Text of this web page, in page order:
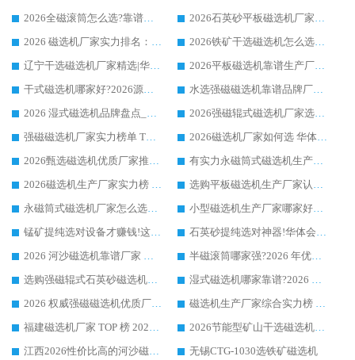
2026全磁滚筒怎么选?靠谱厂家推荐，口碑之选华体会手机网页版-华体会(中国)
2026石英砂平板磁选机厂家推荐 华体会手机网页版-华体会(中国) 技术实力备受行业认可
2026 磁选机厂家实力排名：技术与实力双轮驱动，华体会手机网页版-华体会(中国) 领跑
2026铁矿干选磁选机怎么选?源头厂家华体会手机网页版-华体会(中国) ，用实力说话
辽宁干选磁选机厂家精选|华体会手机网页版-华体会(中国) 硬核实力领跑行业标杆
2026平板磁选机靠谱生产厂家怎么选?行业标杆华体会手机网页版-华体会(中国) ，凭硬实力脱颖而出
干式磁选机哪家好?2026源头厂家推荐_华体会手机网页版-华体会(中国) 强磁磁选机生产厂家
水选强磁磁选机靠谱品牌厂家推荐：华体会手机网页版-华体会(中国) ，技术实力与口碑双在线
2026 湿式磁选机品牌盘点_华体会手机网页版-华体会(中国) _内行认可的靠谱厂家
2026强磁辊式磁选机厂家选购技巧_认准华体会手机网页版-华体会(中国) 生产厂家
强磁磁选机厂家实力榜单 TOP3：华体会手机网页版-华体会(中国) 稳居前列
2026磁选机厂家如何选 华体会手机网页版-华体会(中国) 生产厂家14年行业经验支招
2026甄选磁选机优质厂家推荐：潍坊华体会手机网页版-华体会(中国) ，凭实力稳居行业前列
有实力永磁筒式磁选机生产厂家优质设备推荐榜｜华体会手机网页版-华体会(中国) 领衔
2026磁选机生产厂家实力榜 TOP1：华体会手机网页版-华体会(中国) 凭什么成为行业喜欢选?
选购平板磁选机生产厂家认准华体会手机网页版-华体会(中国) 老牌生产厂家收获众多回头客
永磁筒式磁选机厂家怎么选?14 年老厂华体会手机网页版-华体会(中国) 凭实力出圈，这 5 大优势太圈粉
小型磁选机生产厂家哪家好?2026 年实测推荐，华体会手机网页版-华体会(中国) 十年口碑厂值得闭眼入
锰矿提纯选对设备才赚钱!这家临朐厂家的强磁辊磁选机凭啥成行业标杆?
石英砂提纯选对神器!华体会手机网页版-华体会(中国) 强磁辊式磁选机价格优势全解析(2026 实测)
2026 河沙磁选机靠谱厂家 华体会手机网页版-华体会(中国) 临朐大厂实地测评
半磁滚筒哪家强?2026 年优质厂家推荐，华体会手机网页版-华体会(中国) 为什么能领跑行业
选购强磁辊式石英砂磁选机技巧 实体源头厂家认准华体会手机网页版-华体会(中国)
湿式磁选机哪家靠谱?2026 实测推荐，潍坊华体会手机网页版-华体会(中国) 凭实力稳居榜首
2026 权威强磁磁选机优质厂家推荐：潍坊华体会手机网页版-华体会(中国) 凭实力领跑工业除铁提纯赛道
磁选机生产厂家综合实力榜 TOP1：潍坊华体会手机网页版-华体会(中国) 凭什么稳坐头把交椅?
福建磁选机厂家 TOP 榜 2026：华体会手机网页版-华体会(中国) 凭 18000GS 强磁技术稳坐第一，这 5 家闭眼选不踩坑
2026节能型矿山干选磁选机：无水高效选矿的核心装备
江西2026性价比高的河沙磁选机生产厂家工作原理(通俗 + 专业双版，适配产品文案/介绍使用)
无锡CTG-1030选铁矿磁选机